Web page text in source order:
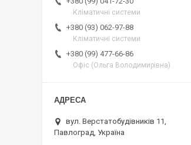
Кліматичні системи
+380 (93) 062-97-88
Кліматичні системи
+380 (99) 477-66-86
Офіс (Ольга Володимирівна)
вул. Верстатобудівників 11,
Павлоград, Україна